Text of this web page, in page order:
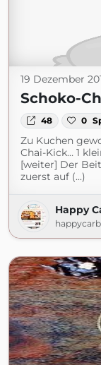
19 Dezember
Schoko-
48 0
Zu Kuchen
Chai-Kick… 1
[weiter] Der
zuerst auf (...)
Happy